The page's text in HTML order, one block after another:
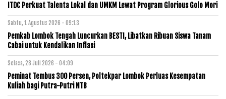
ITDC Perkuat Talenta Lokal dan UMKM Lewat Program Glorious Golo Mori
Sabtu, 1 Agustus 2026 - 09:13
Pemkab Lombok Tengah Luncurkan BESTI, Libatkan Ribuan Siswa Tanam
Cabai untuk Kendalikan Inflasi
Selasa, 28 Juli 2026 - 04:09
Peminat Tembus 300 Persen, Poltekpar Lombok Perluas Kesempatan
Kuliah bagi Putra-Putri NTB